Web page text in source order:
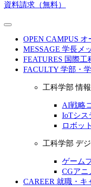
資料請求（無料）
OPEN CAMPUS オ
MESSAGE 学長メ
FEATURES 国際工
FACULTY 学部・
工科学部 情
AI戦略
IoTシス
ロボッ
工科学部 デ
ゲーム
CGアニ
CAREER 就職・キ